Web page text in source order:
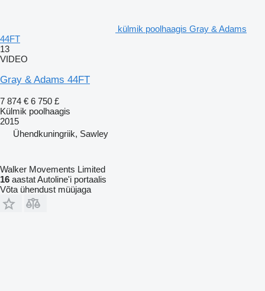
külmik poolhaagis Gray & Adams
44FT
13
VIDEO
Gray & Adams 44FT
7 874 € 6 750 £
Külmik poolhaagis
2015
Ühendkuningriik, Sawley
Walker Movements Limited
16 aastat Autoline'i portaalis
Võta ühendust müüjaga